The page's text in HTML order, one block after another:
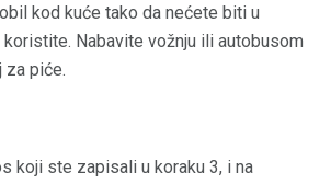
kod kuće tako da nećete biti u
koristite. Nabavite vožnju ili autobusom
za piće.
koji ste zapisali u koraku 3, i na